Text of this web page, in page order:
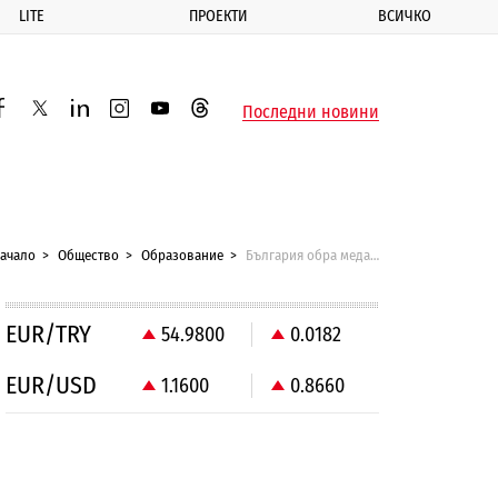
LITE ПРОЕКТИ ВСИЧКО
twitterlinkedininstagram
youtubethreadsПоследни новини
Общество Образование България обра медалите на Олимпиадата по информатика в Япония
EUR/TRY 54.9800 0.0182
EUR/USD 1.1600 0.8660